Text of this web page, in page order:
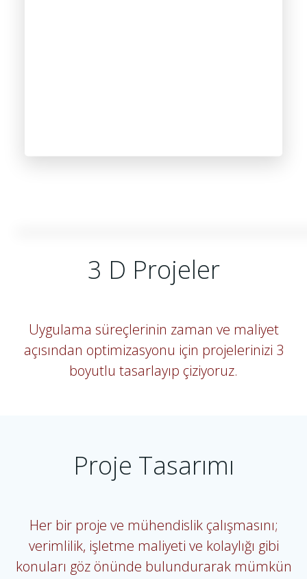
3 D Projeler
Uygulama süreçlerinin zaman ve maliyet
açısından optimizasyonu için projelerinizi 3
boyutlu tasarlayıp çiziyoruz.
Proje Tasarımı
Her bir proje ve mühendislik çalışmasını;
verimlilik, işletme maliyeti ve kolaylığı gibi
konuları göz önünde bulundurarak mümkün